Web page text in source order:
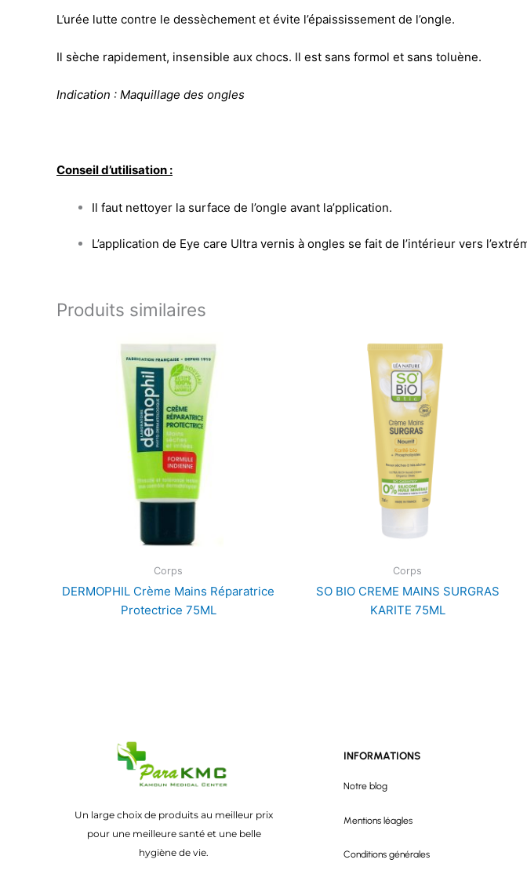
L’urée lutte contre le dessèchement et évite l’épaississement de l’ongle.
Il sèche rapidement, insensible aux chocs. Il est sans formol et sans toluène.
Indication : Maquillage des ongles
Conseil d’utilisation :
Il faut nettoyer la surface de l’ongle avant la’pplication.
L’application de Eye care Ultra vernis à ongles se fait de l’intérieur vers
Produits similaires
Corps
DERMOPHIL Crème Mains Réparatrice
Protectrice 75ML
Corps
SO BIO CREME MAINS SURGRAS
KARITE 75ML
Un large choix de produits au meilleur prix
pour une meilleure santé et une belle
hygiène de vie.
INFORMATIONS
Notre blog
Mentions léagles
Conditions générales